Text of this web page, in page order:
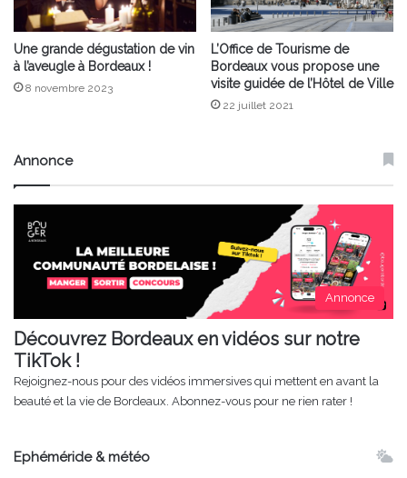
Une grande dégustation de vin
à l’aveugle à Bordeaux !
8 novembre 2023
L’Office de Tourisme de
Bordeaux vous propose une
visite guidée de l’Hôtel de Ville
22 juillet 2021
Annonce
Annonce
Découvrez Bordeaux en vidéos sur notre
TikTok !
Rejoignez-nous pour des vidéos immersives qui mettent en avant la
beauté et la vie de Bordeaux. Abonnez-vous pour ne rien rater !
Ephéméride & météo